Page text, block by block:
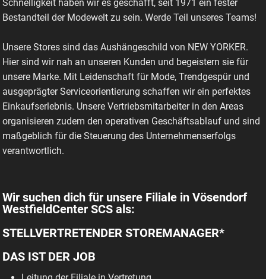
Schnelligkeit haben wir es geschafft, seit 1971 ein fester
Bestandteil der Modewelt zu sein. Werde Teil unseres Teams!
Unsere Stores sind das Aushängeschild von NEW YORKER.
Hier sind wir nah an unseren Kunden und begeistern sie für
unsere Marke. Mit Leidenschaft für Mode, Trendgespür und
ausgeprägter Serviceorientierung schaffen wir ein perfektes
Einkaufserlebnis. Unsere Vertriebsmitarbeiter in den Areas
organisieren zudem den operativen Geschäftsablauf und sind
maßgeblich für die Steuerung des Unternehmenserfolgs
verantwortlich.
Wir suchen dich für unsere Filiale in Vösendorf
WestfieldCenter SCS als:
STELLVERTRETENDER STOREMANAGER*
DAS IST DER JOB